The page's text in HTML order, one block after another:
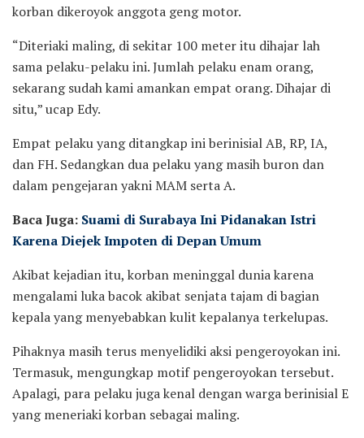
korban dikeroyok anggota geng motor.
“Diteriaki maling, di sekitar 100 meter itu dihajar lah
sama pelaku-pelaku ini. Jumlah pelaku enam orang,
sekarang sudah kami amankan empat orang. Dihajar di
situ,” ucap Edy.
Empat pelaku yang ditangkap ini berinisial AB, RP, IA,
dan FH. Sedangkan dua pelaku yang masih buron dan
dalam pengejaran yakni MAM serta A.
Baca Juga: Suami di Surabaya Ini Pidanakan Istri
Karena Diejek Impoten di Depan Umum
Akibat kejadian itu, korban meninggal dunia karena
mengalami luka bacok akibat senjata tajam di bagian
kepala yang menyebabkan kulit kepalanya terkelupas.
Pihaknya masih terus menyelidiki aksi pengeroyokan ini.
Termasuk, mengungkap motif pengeroyokan tersebut.
Apalagi, para pelaku juga kenal dengan warga berinisial E
yang meneriaki korban sebagai maling.